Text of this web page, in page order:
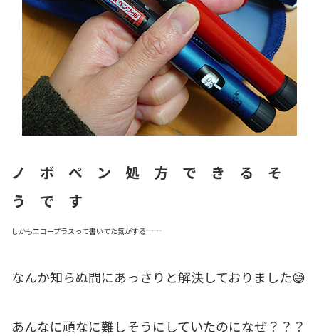
ノ ボ ペ ン 処 方 で き る そ
う で す
しかもエコープラスって書いてた気がする……
なんか知らぬ間にあっさりと解決しておりました😅
あんなに頑なに難しそうにしていたのになぜ？？？